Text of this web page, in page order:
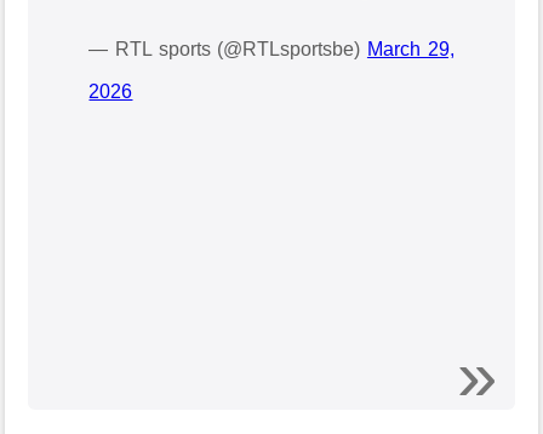
— RTL sports (@RTLsportsbe) March 29,
2026